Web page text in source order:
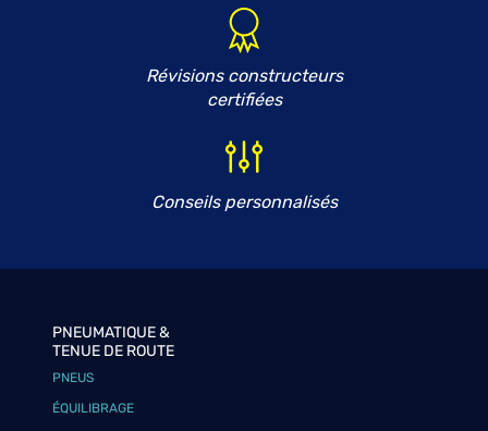
Révisions constructeurs
certifiées
Conseils personnalisés
PNEUMATIQUE &
TENUE DE ROUTE
PNEUS
ÉQUILIBRAGE